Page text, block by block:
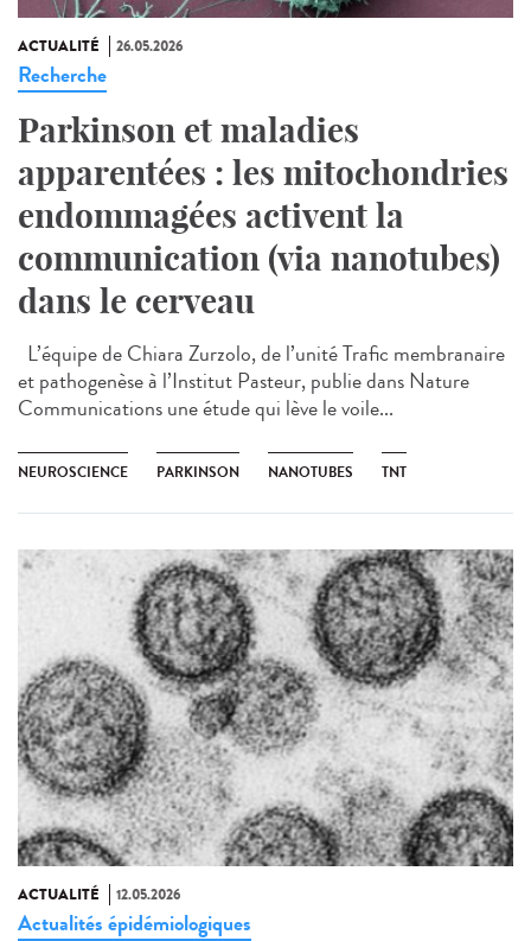
ACTUALITÉ 26.05.2026
Recherche
Parkinson et maladies
apparentées : les mitochondries
endommagées activent la
communication (via nanotubes)
dans le cerveau
L’équipe de Chiara Zurzolo, de l’unité Trafic membranaire
et pathogenèse à l’Institut Pasteur, publie dans Nature
Communications une étude qui lève le voile...
NEUROSCIENCE PARKINSON NANOTUBES TNT
ACTUALITÉ 12.05.2026
Actualités épidémiologiques